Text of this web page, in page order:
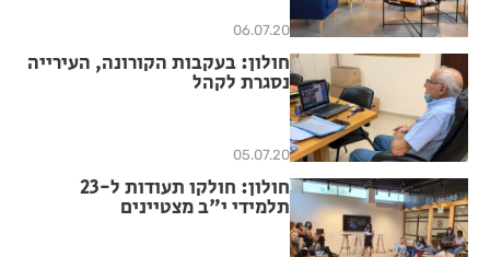
06.07.20
חולון: בעקבות הקורונה, העירייה
נסגרת לקהל
05.07.20
חולון: חולקו תעודות ל-23
תלמידי י"ב מצטיינים